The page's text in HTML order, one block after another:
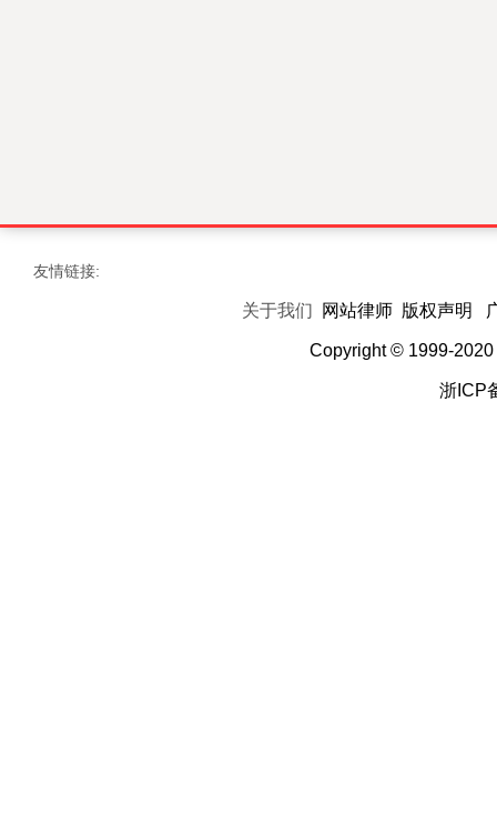
友情链接:
关于我们 网站律师 版权声明
Copyright © 1999-
浙ICP